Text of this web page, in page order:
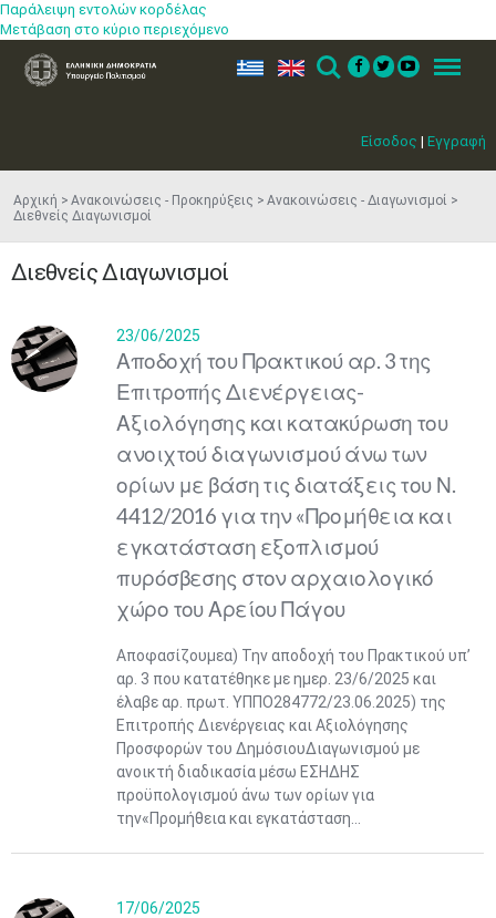
Παράλειψη εντολών κορδέλας
Μετάβαση στο κύριο περιεχόμενο
Είσοδος | Εγγραφή
ελ en Search Menu
Αρχική Ανακοινώσεις - Προκηρύξεις
Ανακοινώσεις - Διαγωνισμοί
Διεθνείς Διαγωνισμοί
Διεθνείς Διαγωνισμοί
23/06/2025
Αποδοχή του Πρακτικού αρ. 3 της
Επιτροπής Διενέργειας-
Αξιολόγησης και κατακύρωση του
ανοιχτού διαγωνισμού άνω των
ορίων με βάση τις διατάξεις του Ν.
4412/2016 για την «Προμήθεια και
εγκατάσταση εξοπλισμού
πυρόσβεσης στον αρχαιολογικό
χώρο του Αρείου Πάγου
Αποφασίζουμεα) Την αποδοχή του Πρακτικού υπ’
αρ. 3 που κατατέθηκε με ημερ. 23/6/2025 και
έλαβε αρ. πρωτ. ΥΠΠΟ284772/23.06.2025) της
Επιτροπής Διενέργειας και Αξιολόγησης
Προσφορών του ΔημόσιουΔιαγωνισμού με
ανοικτή διαδικασία μέσω ΕΣΗΔΗΣ
προϋπολογισμού άνω των ορίων για
την«Προμήθεια και εγκατάσταση...
17/06/2025